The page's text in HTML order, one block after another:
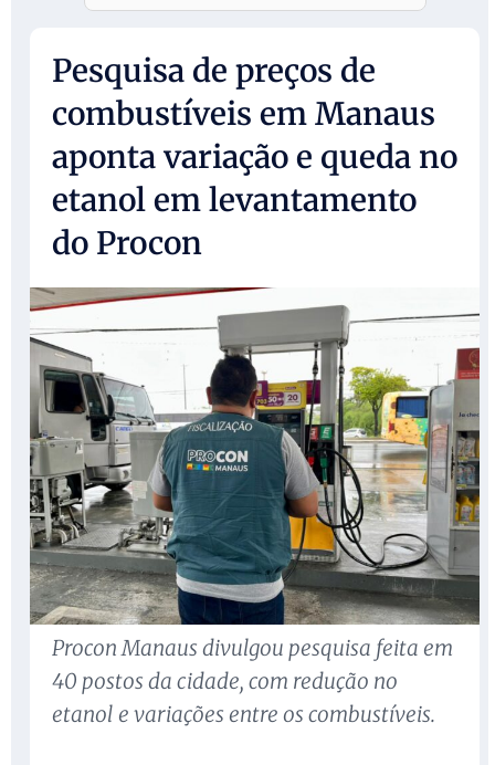
Pesquisa de preços de
combustíveis em Manaus
aponta variação e queda no
etanol em levantamento
do Procon
Procon Manaus divulgou pesquisa feita em
40 postos da cidade, com redução no
etanol e variações entre os combustíveis.